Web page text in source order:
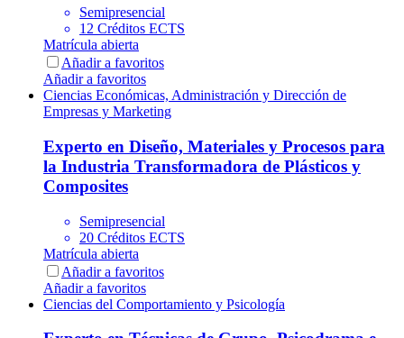
Semipresencial
12 Créditos ECTS
Matrícula abierta
Añadir a favoritos
Añadir a favoritos
Ciencias Económicas, Administración y Dirección de
Empresas y Marketing
Experto en Diseño, Materiales y Procesos para
la Industria Transformadora de Plásticos y
Composites
Semipresencial
20 Créditos ECTS
Matrícula abierta
Añadir a favoritos
Añadir a favoritos
Ciencias del Comportamiento y Psicología